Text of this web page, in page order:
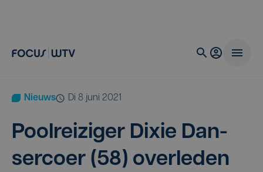
Nieuws di 8 juni 2021
Pool­rei­zi­ger Dixie Dan­
ser­coer (58) over­le­den